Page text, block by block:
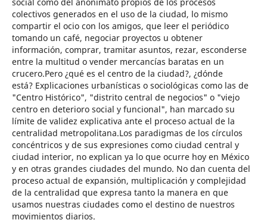
colectivos generados en el uso de la ciudad, lo mismo
compartir el ocio con los amigos, que leer el periódico
tomando un café, negociar proyectos u obtener
información, comprar, tramitar asuntos, rezar, esconderse
entre la multitud o vender mercancías baratas en un
crucero.Pero ¿qué es el centro de la ciudad?, ¿dónde
está? Explicaciones urbanísticas o sociológicas como las de
"Centro Histórico", "distrito central de negocios" o "viejo
centro en deterioro social y funcional", han marcado su
límite de validez explicativa ante el proceso actual de la
centralidad metropolitana.Los paradigmas de los círculos
concéntricos y de sus expresiones como ciudad central y
ciudad interior, no explican ya lo que ocurre hoy en México
y en otras grandes ciudades del mundo. No dan cuenta del
proceso actual de expansión, multiplicación y complejidad
de la centralidad que expresa tanto la manera en que
usamos nuestras ciudades como el destino de nuestros
movimientos diarios.